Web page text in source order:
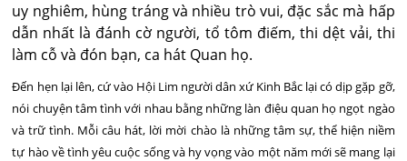
uy nghiêm, hùng tráng và nhiều trò vui, đặc sắc mà hấp
dẫn nhất là đánh cờ người, tổ tôm điếm, thi dệt vải, thi
làm cỗ và đón bạn, ca hát Quan họ.
Đến hẹn lại lên, cứ vào Hội Lim người dân xứ Kinh Bắc lại có dịp gặp gỡ,
nói chuyện tâm tình với nhau bằng những làn điệu quan họ ngọt ngào
và trữ tình. Mỗi câu hát, lời mời chào là những tâm sự, thể hiện niềm
tự hào về tình yêu cuộc sống và hy vọng vào một năm mới sẽ mang lại